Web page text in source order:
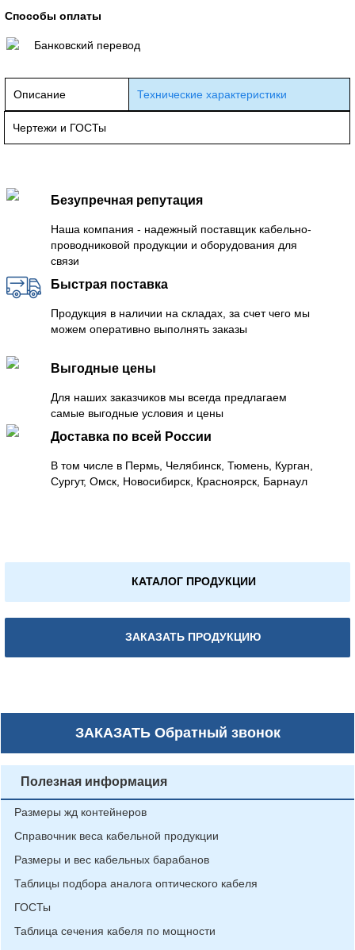
Способы оплаты
Банковский перевод
Описание Технические характеристики
Чертежи и ГОСТы
Безупречная репутация
Наша компания - надежный поставщик кабельно-
проводниковой продукции и оборудования для
связи
Быстрая поставка
Продукция в наличии на складах, за счет чего мы
можем оперативно выполнять заказы
Выгодные цены
Для наших заказчиков мы всегда предлагаем
самые выгодные условия и цены
Доставка по всей России
В том числе в Пермь, Челябинск, Тюмень, Курган,
Сургут, Омск, Новосибирск, Красноярск, Барнаул
КАТАЛОГ ПРОДУКЦИИ
ЗАКАЗАТЬ ПРОДУКЦИЮ
ЗАКАЗАТЬОбратный звонок
Полезная информация
Размеры жд контейнеров
Справочник веса кабельной продукции
Размеры и вес кабельных барабанов
Таблицы подбора аналога оптического кабеля
ГОСТы
Таблица сечения кабеля по мощности